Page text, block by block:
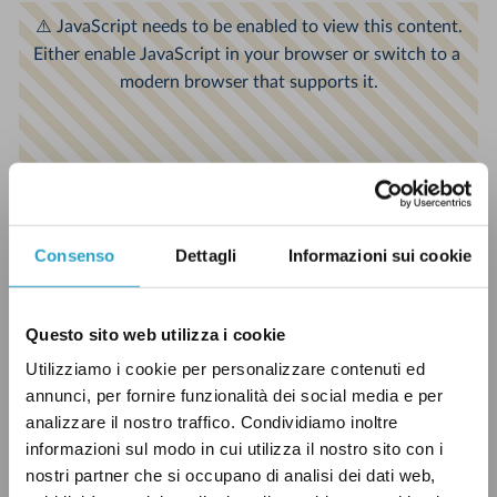
Consenso Dettagli Informazioni sui cookie
Questo sito web utilizza i cookie
Utilizziamo i cookie per personalizzare contenuti ed
annunci, per fornire funzionalità dei social media e per
analizzare il nostro traffico. Condividiamo inoltre
informazioni sul modo in cui utilizza il nostro sito con i
nostri partner che si occupano di analisi dei dati web,